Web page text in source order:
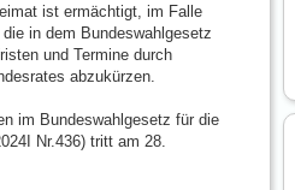
ist ermächtigt, im Falle
in dem Bundeswahlgesetz
und Termine durch
abzukürzen.
im Bundeswahlgesetz für die
Nr.436) tritt am 28.